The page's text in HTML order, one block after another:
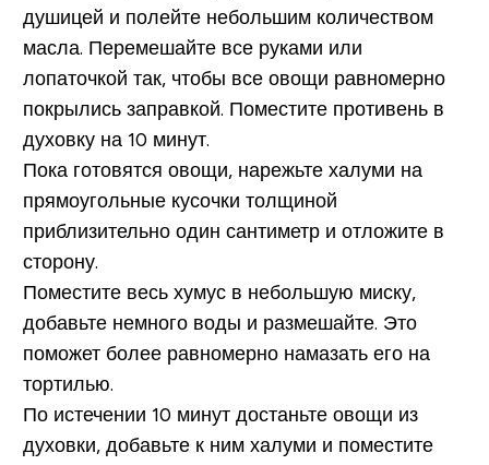
душицей и полейте небольшим количеством
масла. Перемешайте все руками или
лопаточкой так, чтобы все овощи равномерно
покрылись заправкой. Поместите противень в
духовку на 10 минут.
Пока готовятся овощи, нарежьте халуми на
прямоугольные кусочки толщиной
приблизительно один сантиметр и отложите в
сторону.
Поместите весь хумус в небольшую миску,
добавьте немного воды и размешайте. Это
поможет более равномерно намазать его на
тортилью.
По истечении 10 минут достаньте овощи из
духовки, добавьте к ним халуми и поместите